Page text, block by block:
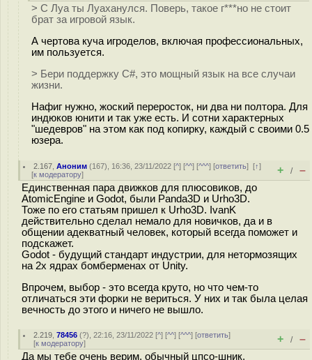
> С Луа ты Луаханулся. Поверь, такое г***но не стоит
брат за игровой язык.
А чертова куча игроделов, включая профессиональных,
им пользуется.
> Бери поддержку C#, это мощный язык на все случаи
жизни.
Нафиг нужно, жоский переросток, ни два ни полтора. Для
индюков юнити и так уже есть. И сотни характерных
"шедевров" на этом как под копирку, каждый с своими 0.5
юзера.
2.167 ,Аноним (167), 16:36, 23/11/2022 [^] [^^] [^^^] [ответить][↑]
[к модератору] + / –
Единственная пара движков для плюсовиков, до
AtomicEngine и Godot, были Panda3D и Urho3D.
Тоже по его статьям пришел к Urho3D. IvanK
действительно сделал немало для новичков, да и в
общении адекватный человек, который всегда поможет и
подскажет.
Godot - будущий стандарт индустрии, для нетормозящих
на 2х ядрах бомберменах от Unity.
Впрочем, выбор - это всегда круто, но что чем-то
отличаться эти форки не вериться. У них и так была целая
вечность до этого и ничего не вышло.
2.219 ,78456 (?), 22:16, 23/11/2022 [^] [^^] [^^^] [ответить]
[к модератору] + / –
Да мы тебе очень верим, обычный цпсо-шник.